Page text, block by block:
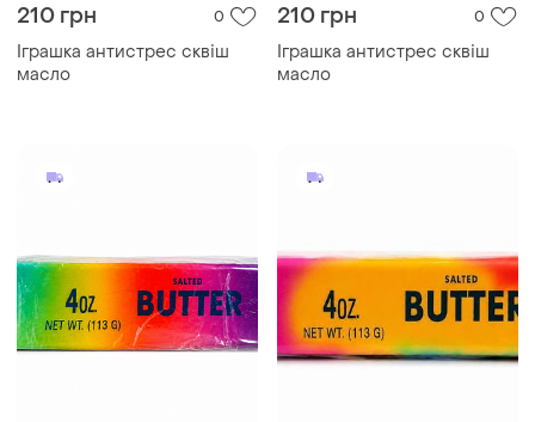
210 грн 0
Іграшка антистрес сквіш
масло
210 грн 0
Іграшка антистрес сквіш
масло